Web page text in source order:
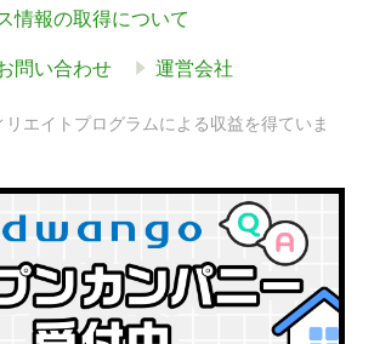
情報の取得について
問い合わせ 運営会社
エイトプログラムによる収益を得ていま